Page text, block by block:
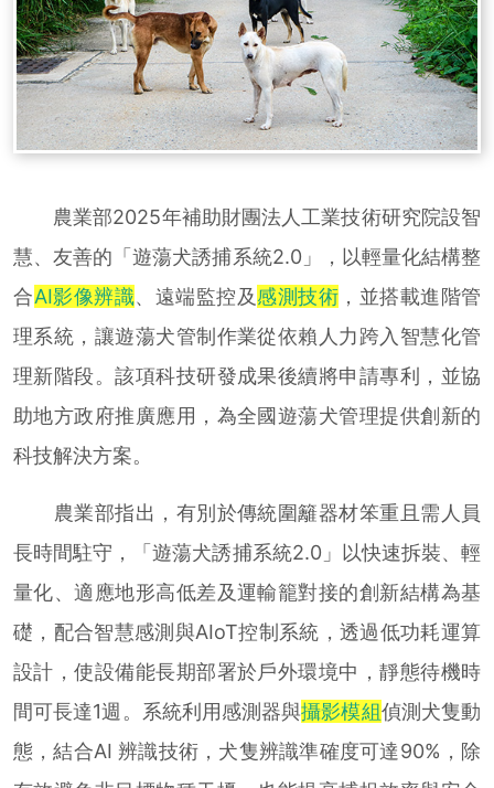
農業部2025年補助財團法人工業技術研究院設智
慧、友善的「遊蕩犬誘捕系統2.0」，以輕量化結構整
合AI影像辨識、遠端監控及感測技術 ，並搭載進階管
理系統，讓遊蕩犬管制作業從依賴人力跨入智慧化管
理新階段。該項科技研發成果後續將申請專利，並協
助地方政府推廣應用，為全國遊蕩犬管理提供創新的
科技解決方案。
農業部指出，有別於傳統圍籬器材笨重且需人員
長時間駐守，「遊蕩犬誘捕系統2.0」以快速拆裝、輕
量化、適應地形高低差及運輸籠對接的創新結構為基
礎，配合智慧感測與AIoT控制系統，透過低功耗運算
設計，使設備能長期部署於戶外環境中，靜態待機時
間可長達1週。系統利用感測器與攝影模組偵測犬隻動
態，結合AI 辨識技術，犬隻辨識準確度可達90%，除